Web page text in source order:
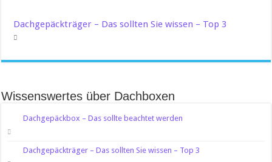
Dachgepäckträger – Das sollten Sie wissen – Top 3
Wissenswertes über Dachboxen
Dachgepäckbox – Das sollte beachtet werden
Dachgepäckträger – Das sollten Sie wissen – Top 3